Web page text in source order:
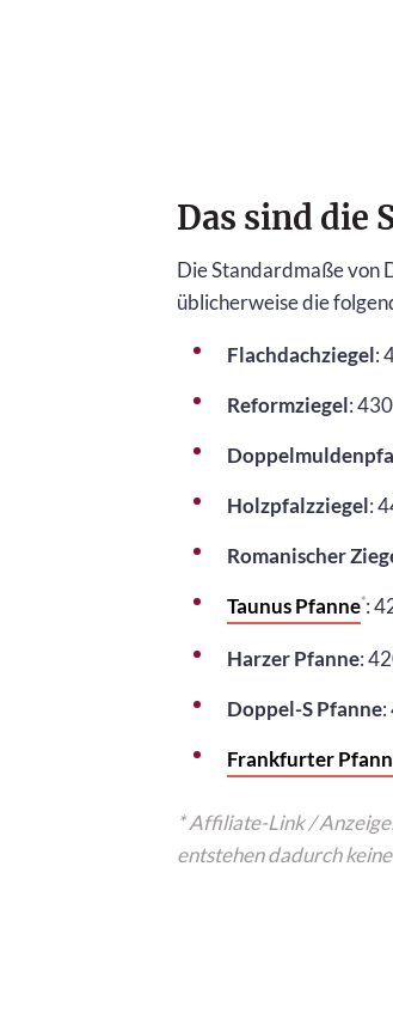
Das sind die
Die Standardmaße von
üblicherweise die
Flachdachziegel:
Reformziegel:
Holzpfalzziegel:
Romanischer
Taunus Pfanne*:
Harzer Pfanne:
Doppel-S Pfanne:
Frankfurter
* Affiliate-Link /
entstehen dadurch